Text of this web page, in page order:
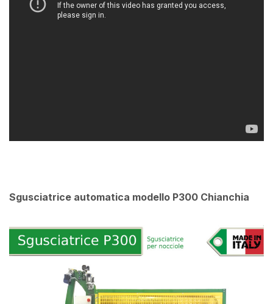
Sgusciatrice automatica modello P300 Chianchia